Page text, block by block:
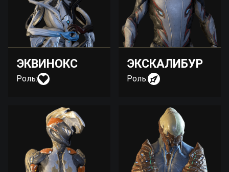
ЭКВИНОКС
Роль:
ЭКСКАЛИБУР
Роль: